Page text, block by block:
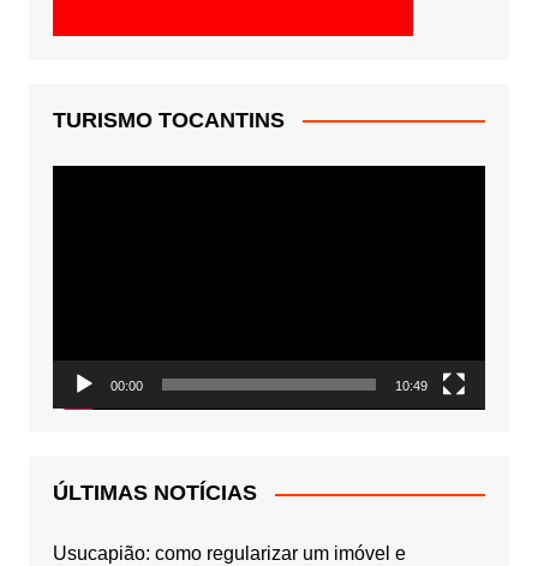
TURISMO TOCANTINS
00:00 10:49
ÚLTIMAS NOTÍCIAS
Usucapião: como regularizar um imóvel e